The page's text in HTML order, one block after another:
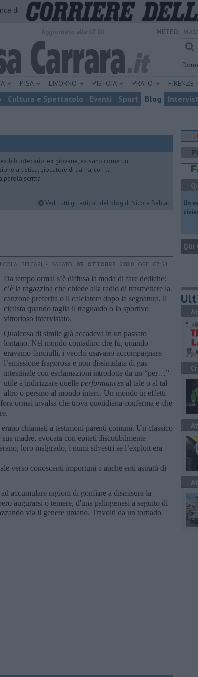
di
METEO:
PISA LIVORNO PISTOIA PRATO FIRENZE
Cultura e Spettacolo Eventi Sport Blog
bibliotecario; ex giovane, ex sano come un
artistica, giocatore di dama, con la
parola scritta
Vedi tutti gli articoli del blog di Nicola Belcari
BELCARI - SABATO 03 OTTOBRE 2020 ORE 07:51
Da tempo ormai s’è diffusa la moda di fare dediche:
c’è la ragazzina che chiede alla radio di trasmettere la
canzone preferita o il calciatore dopo la segnatura, il
ciclista quando taglia il traguardo o lo sportivo
vittorioso intervistato.
Qualcosa di simile già accadeva in un passato
lontano. Nel mondo contadino che fu, quando
eravamo fanciulli, i vecchi usavano accompagnare
l’emissione fragorosa e non dissimulata di gas
intestinale con esclamazioni introdotte da un “per…”
utile a indirizzare quelle performances al tale o al tal
altro o persino al mondo intero. Un mondo in effetti
ormai invalsa che trova quotidiana conferma e che
chiamati a testimoni parenti comuni. Un classico
madre, evocata con epiteti discutibilmente
loro malgrado, i numi silvestri se l’exploit era
verso conoscenti importuni o anche enti astratti di
accumulare ragioni di gonfiare a dismisura la
augurarsi o temere, d'una palingenesi a seguito di
via il genere umano. Travolti da un tornado
​Un
QUI